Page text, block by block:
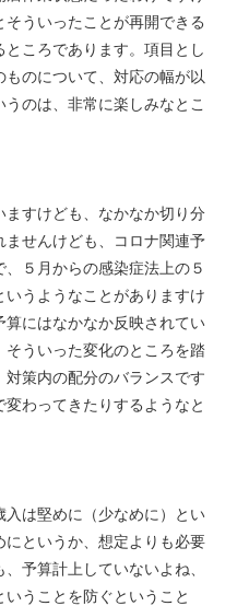
ういったことが再開できる
ころであります。項目とし
のについて、対応の幅が以
のは、非常に楽しみなとこ
すけども、なかなか切り分
せんけども、コロナ関連予
５月からの感染症法上の５
うようなことがありますけ
にはなかなか反映されてい
ういった変化のところを踏
対策内の配分のバランスです
わってきたりするようなと
は堅めに（少なめに）とい
にというか、想定よりも必要
予算計上していないよね、
うことを防ぐということ